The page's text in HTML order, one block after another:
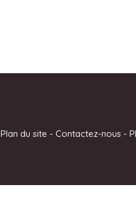
Plan du site - Contactez-nous-